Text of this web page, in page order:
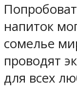
напиток
сомелье
проводят
для всех